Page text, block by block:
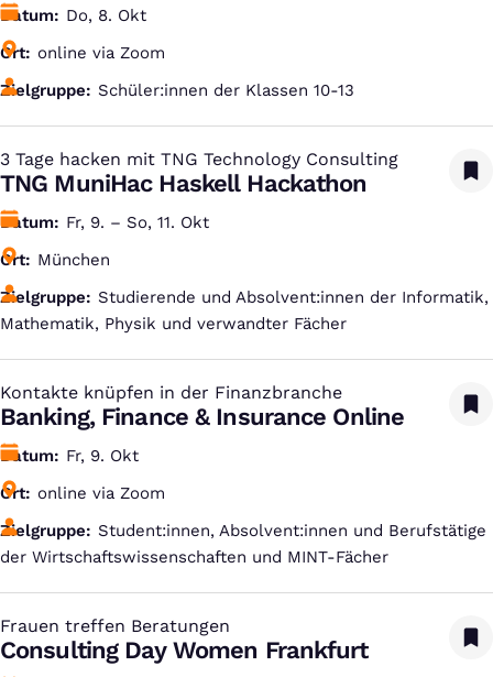
Datum
Do, 8. Okt
Ort
online via Zoom
Zielgruppe
Schüler:innen der Klassen 10-13
3 Tage hacken mit TNG Technology Consulting
:
TNG MuniHac Haskell Hackathon
Datum
Fr, 9. – So, 11. Okt
Ort
München
Zielgruppe
Studierende und Absolvent:innen der Informatik,
Mathematik, Physik und verwandter Fächer
Kontakte knüpfen in der Finanzbranche
:
Banking, Finance & Insurance Online
Datum
Fr, 9. Okt
Ort
online via Zoom
Zielgruppe
Student:innen, Absolvent:innen und Berufstätige
der Wirtschaftswissenschaften und MINT-Fächer
Frauen treffen Beratungen
:
Consulting Day Women Frankfurt